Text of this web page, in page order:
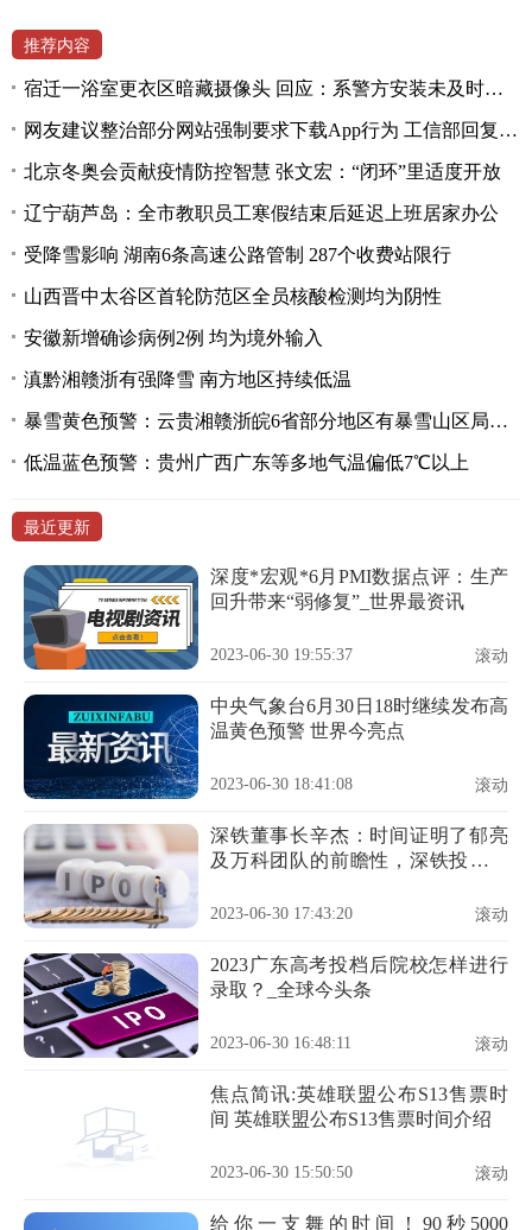
推荐内容
宿迁一浴室更衣区暗藏摄像头 回应：系警方安装未及时拆除
网友建议整治部分网站强制要求下载App行为 工信部回复称将深入研究
北京冬奥会贡献疫情防控智慧 张文宏：“闭环”里适度开放
辽宁葫芦岛：全市教职员工寒假结束后延迟上班居家办公
受降雪影响 湖南6条高速公路管制 287个收费站限行
山西晋中太谷区首轮防范区全员核酸检测均为阴性
安徽新增确诊病例2例 均为境外输入
滇黔湘赣浙有强降雪 南方地区持续低温
暴雪黄色预警：云贵湘赣浙皖6省部分地区有暴雪山区局地大暴雪
低温蓝色预警：贵州广西广东等多地气温偏低7℃以上
最近更新
深度*宏观*6月PMI数据点评：生产
回升带来“弱修复”_世界最资讯
2023-06-30 19:55:37 滚动
中央气象台6月30日18时继续发布高
温黄色预警 世界今亮点
2023-06-30 18:41:08 滚动
深铁董事长辛杰：时间证明了郁亮
及万科团队的前瞻性，深铁投资万
2023-06-30 17:43:20 滚动
2023广东高考投档后院校怎样进行
录取？_全球今头条
2023-06-30 16:48:11 滚动
焦点简讯:英雄联盟公布S13售票时
间 英雄联盟公布S13售票时间介绍
2023-06-30 15:50:50 滚动
给你一支舞的时间！90秒5000